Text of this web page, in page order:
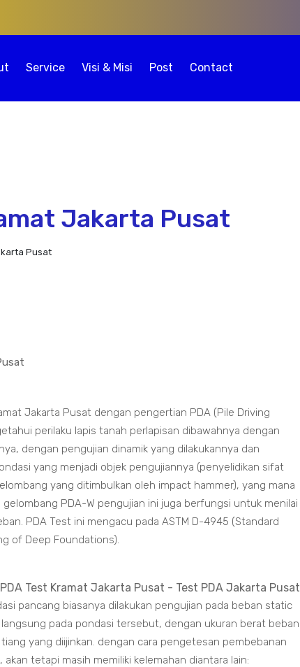
Service Visi & Misi Post Contact
Jakarta Pusat
Pusat
Jakarta Pusat dengan pengertian PDA (Pile Driving
perilaku lapis tanah perlapisan dibawahnya dengan
dengan pengujian dinamik yang dilakukannya dan
yang menjadi objek pengujiannya (penyelidikan sifat
yang ditimbulkan oleh impact hammer), yang mana
PDA-W pengujian ini juga berfungsi untuk menilai
PDA Test ini mengacu pada ASTM D-4945 (Standard
of Deep Foundations).
pancang biasanya dilakukan pengujian pada beban static
pada pondasi tersebut, dengan ukuran berat beban
yang diijinkan. dengan cara pengetesan pembebanan
tetapi masih memiliki kelemahan diantara lain: